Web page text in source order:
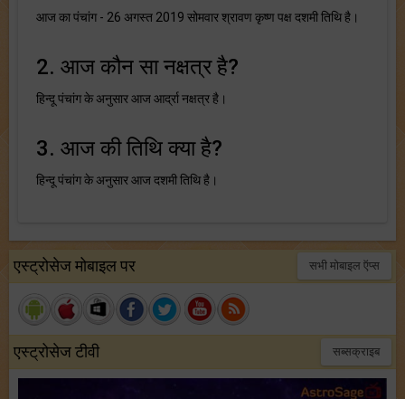
आज का पंचांग - 26 अगस्त 2019 सोमवार श्रावण कृष्ण पक्ष दशमी तिथि है।
2. आज कौन सा नक्षत्र है?
हिन्दू पंचांग के अनुसार आज आर्द्रा नक्षत्र है।
3. आज की तिथि क्या है?
हिन्दू पंचांग के अनुसार आज दशमी तिथि है।
एस्ट्रोसेज मोबाइल पर सभी मोबाइल ऍप्स
एस्ट्रोसेज टीवी सब्सक्राइब